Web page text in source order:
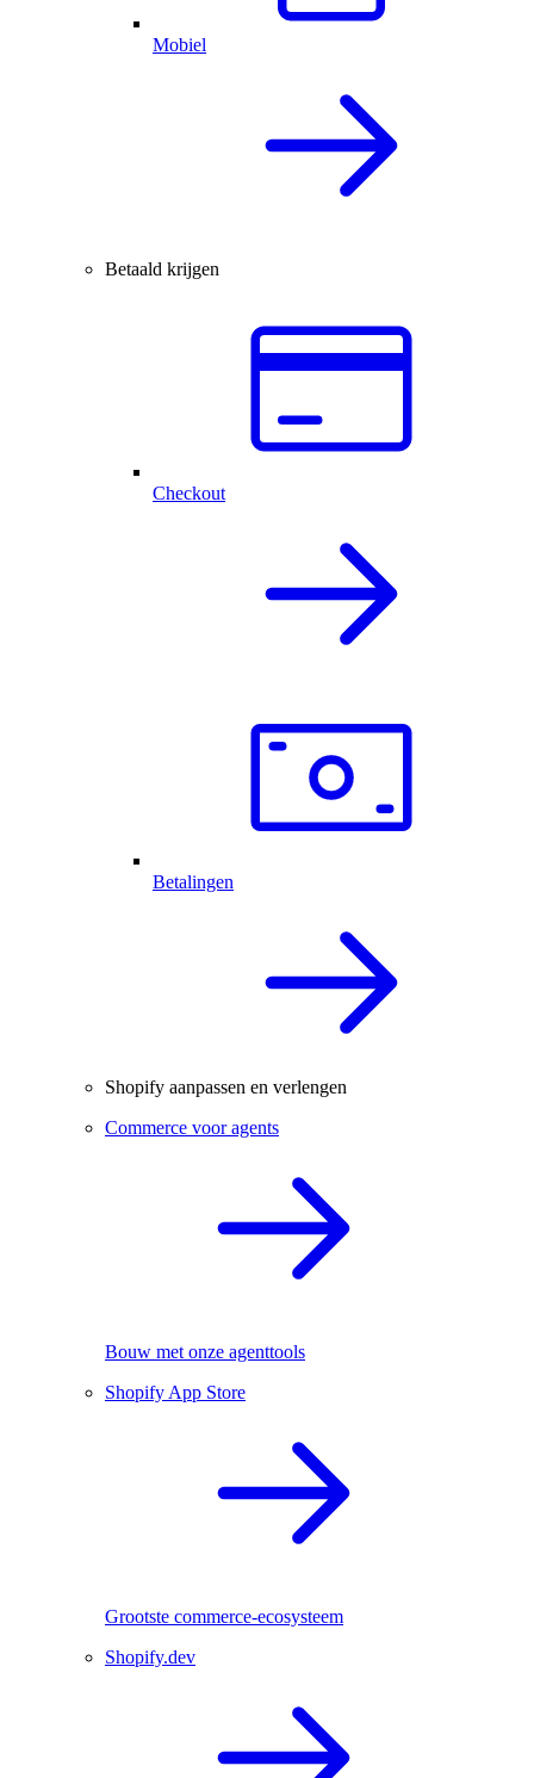
Mobiel
Betaald krijgen
Checkout
Betalingen
Shopify aanpassen en verlengen
Commerce voor agents
Bouw met onze agenttools
Shopify App Store
Grootste commerce-ecosysteem
Shopify.dev